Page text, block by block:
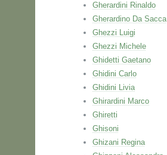
Gherardini Rinaldo
Gherardino Da Sacca
Ghezzi Luigi
Ghezzi Michele
Ghidetti Gaetano
Ghidini Carlo
Ghidini Livia
Ghirardini Marco
Ghiretti
Ghisoni
Ghizani Regina